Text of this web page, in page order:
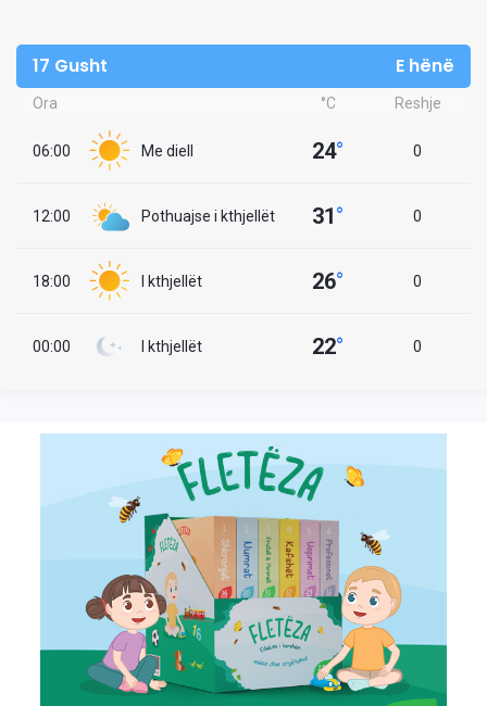
17 Gusht E hënë
Ora °C Reshje
06:00 Me diell 24° 0
12:00 Pothuajse i kthjellët 31° 0
18:00 I kthjellët 26° 0
00:00 I kthjellët 22° 0